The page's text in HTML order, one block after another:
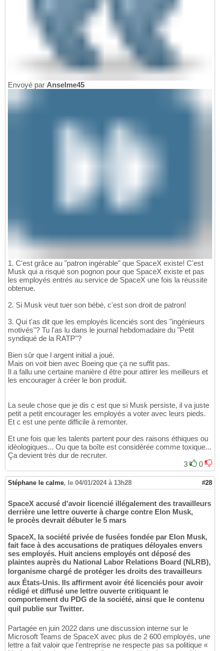
Envoyé par Anselme45
1. C'est grâce au "patron ingérable" que SpaceX existe! C'est
Musk qui a risqué son pognon pour que SpaceX existe et pas
les employés entrés au service de SpaceX une fois la réussite
obtenue.
2. Si Musk veut tuer son bébé, c'est son droit de patron!
3. Qui t'as dit que les employés licenciés sont des "ingénieurs
motivés"? Tu l'as lu dans le journal hebdomadaire du "Petit
syndiqué de la RATP"?
Bien sûr que l argent initial a joué.
Mais on voit bien avec Boeing que ça ne suffit pas.
Il a fallu une certaine manière d être pour attirer les meilleurs et
les encourager à créer le bon produit.
La seule chose que je dis c est que si Musk persiste, il va juste
petit a petit encourager les employés a voter avec leurs pieds.
Et c est une pente difficile à remonter.
Et une fois que les talents partent pour des raisons éthiques ou
idéologiques... Ou que ta boîte est considérée comme toxique...
Ça devient très dur de recruter.
3
0
Stéphane le calme, le 04/01/2024 à 13h28 #28
SpaceX accusé d'avoir licencié illégalement des travailleurs
derrière une lettre ouverte à charge contre Elon Musk,
le procès devrait débuter le 5 mars
SpaceX, la société privée de fusées fondée par Elon Musk,
fait face à des accusations de pratiques déloyales envers
ses employés. Huit anciens employés ont déposé des
plaintes auprès du National Labor Relations Board (NLRB),
lorganisme chargé de protéger les droits des travailleurs
aux États-Unis. Ils affirment avoir été licenciés pour avoir
rédigé et diffusé une lettre ouverte critiquant le
comportement du PDG de la société, ainsi que le contenu
quil publie sur Twitter.
Partagée en juin 2022 dans une discussion interne sur le
Microsoft Teams de SpaceX avec plus de 2 600 employés, une
lettre a fait valoir que l'entreprise ne respecte pas sa politique «